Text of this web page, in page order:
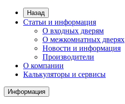
Назад
Статьи и информация
О входных дверям
О межкомнатных дверях
Новости и информация
Производители
О компании
Калькуляторы и сервисы
Информация